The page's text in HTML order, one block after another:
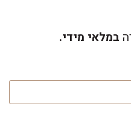
במלאי מידי.